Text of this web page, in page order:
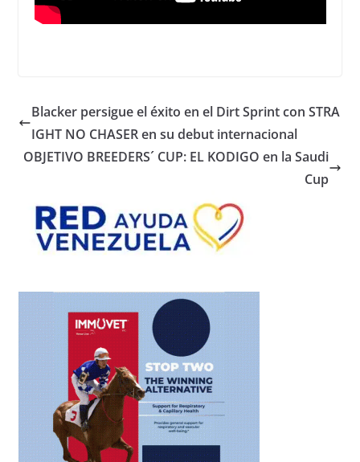
Blacker persigue el éxito en el Dirt Sprint con STRA
IGHT NO CHASER en su debut internacional
OBJETIVO BREEDERS´ CUP: EL KODIGO en la Saudi
Cup